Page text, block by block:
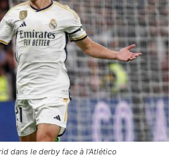
dans le derby face à l’Atlético